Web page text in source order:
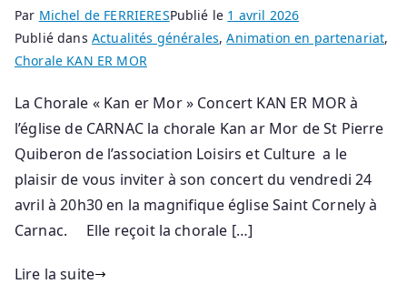
Par Michel de FERRIERESPublié le 1 avril 2026
Publié dans Actualités générales,Animation en partenariat,
Chorale KAN ER MOR
La Chorale « Kan er Mor » Concert KAN ER MOR à
l’église de CARNAC la chorale Kan ar Mor de St Pierre
Quiberon de l’association Loisirs et Culture a le
plaisir de vous inviter à son concert du vendredi 24
avril à 20h30 en la magnifique église Saint Cornely à
Carnac. Elle reçoit la chorale […]
Lire la suite